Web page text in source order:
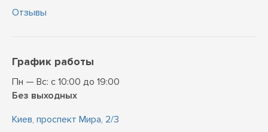
Отзывы
График работы
Пн — Вс: с 10:00 до 19:00
Без выходных
Киев, проспект Мира, 2/3